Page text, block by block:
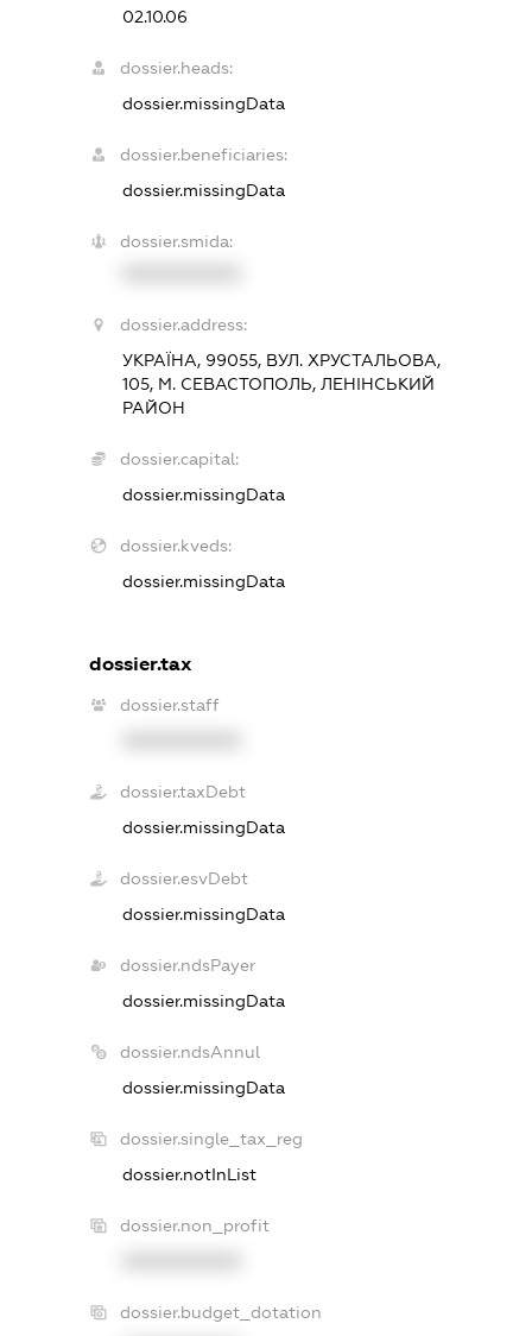
02.10.06
dossier.heads:
dossier.missingData
dossier.beneficiaries:
dossier.missingData
dossier.smida:
dossier.address:
УКРАЇНА, 99055, ВУЛ. ХРУСТАЛЬОВА,
105, М. СЕВАСТОПОЛЬ, ЛЕНІНСЬКИЙ
РАЙОН
dossier.capital:
dossier.missingData
dossier.kveds:
dossier.missingData
dossier.tax
dossier.staff
dossier.taxDebt
dossier.missingData
dossier.esvDebt
dossier.missingData
dossier.ndsPayer
dossier.missingData
dossier.ndsAnnul
dossier.missingData
dossier.single_tax_reg
dossier.notInList
dossier.non_profit
dossier.budget_dotation